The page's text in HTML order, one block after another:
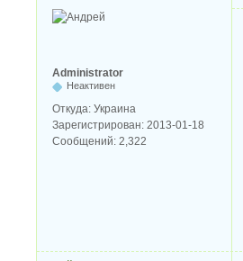
Administrator
Неактивен
Откуда: Украина
Зарегистрирован: 2013-01-18
Сообщений: 2,322